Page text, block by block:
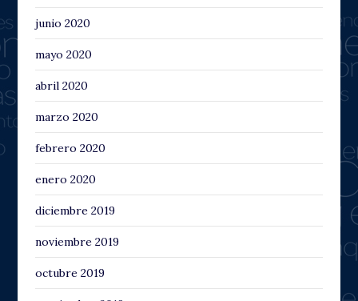
junio 2020
mayo 2020
abril 2020
marzo 2020
febrero 2020
enero 2020
diciembre 2019
noviembre 2019
octubre 2019